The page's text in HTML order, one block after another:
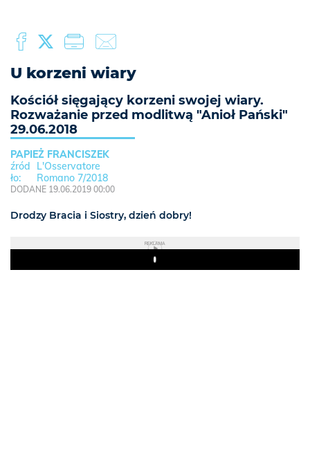
U korzeni wiary
Kościół sięgający korzeni swojej wiary.
Rozważanie przed modlitwą "Anioł Pański"
29.06.2018
PAPIEŻ FRANCISZEK
L'Osservatore
Romano 7/2018
DODANE 19.06.2019 00:00
Drodzy Bracia i Siostry, dzień dobry!
REKLAMA
Play